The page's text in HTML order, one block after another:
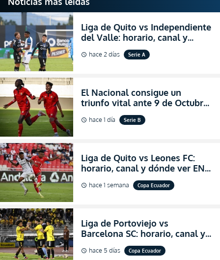
Liga de Quito vs Independiente
del Valle: horario, canal y
dónde ver EN VIVO el
partidazo por la fecha 24 de la
schedule hace 2 días Serie A
El Nacional consigue un
triunfo vital ante 9 de Octubre
para encender la fe en la
salvación
schedule hace 1 día Serie B
Liga de Quito vs Leones FC:
horario, canal y dónde ver EN
VIVO los octavos de final de la
Copa Ecuador 2026
schedule hace 1 semana Copa Ecuador
Liga de Portoviejo vs
Barcelona SC: horario, canal y
dónde ver EN VIVO los octavos
de final de la Copa Ecuador
schedule hace 5 días Copa Ecuador